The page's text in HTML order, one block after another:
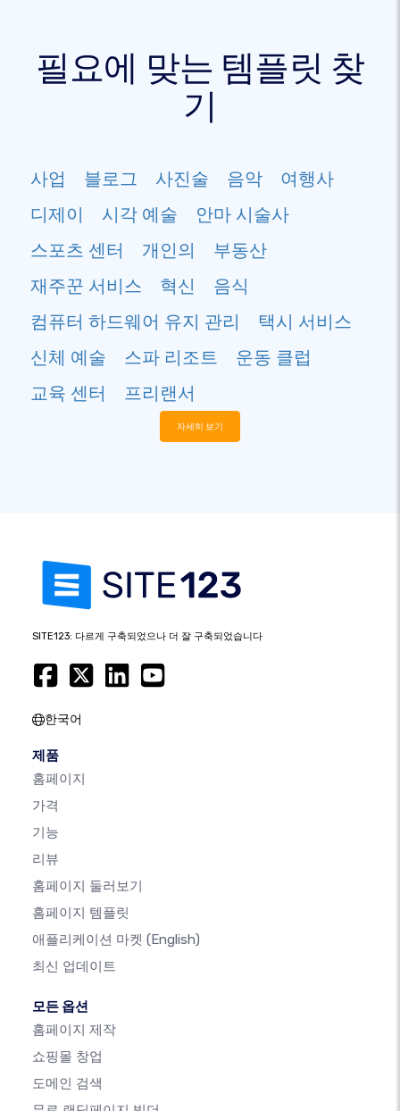
필요에 맞는 템플릿 찾
기
사업 블로그 사진술 음악
여행사
디제이
시각 예술
안마 시술사
스포츠 센터
개인의
부동산
재주꾼 서비스
혁신
음식
컴퓨터 하드웨어 유지 관리
택시 서비스
신체 예술
스파 리조트
운동 클럽
교육 센터
프리랜서
자세히 보기
SITE123: 다르게 구축되었으나 더 잘 구축되었습니다
한국어
제품
홈페이지
가격
기능
리뷰
홈페이지 둘러보기
홈페이지 템플릿
애플리케이션 마켓 (English)
최신 업데이트
모든 옵션
홈페이지 제작
쇼핑몰 창업
도메인 검색